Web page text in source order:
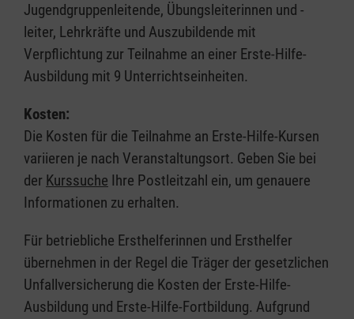
Jugendgruppenleitende, Übungsleiterinnen und -
leiter, Lehrkräfte und Auszubildende mit
Verpflichtung zur Teilnahme an einer Erste-Hilfe-
Ausbildung mit 9 Unterrichtseinheiten.
Kosten:
Die Kosten für die Teilnahme an Erste-Hilfe-Kursen
variieren je nach Veranstaltungsort. Geben Sie bei
der Kurssuche Ihre Postleitzahl ein, um genauere
Informationen zu erhalten.
Für betriebliche Ersthelferinnen und Ersthelfer
übernehmen in der Regel die Träger der gesetzlichen
Unfallversicherung die Kosten der Erste-Hilfe-
Ausbildung und Erste-Hilfe-Fortbildung. Aufgrund